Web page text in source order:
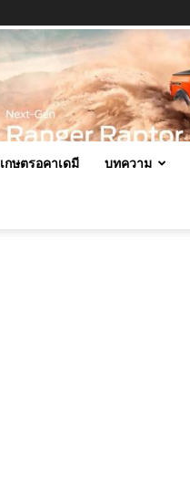
เกษตรอคาเดมี บทความ